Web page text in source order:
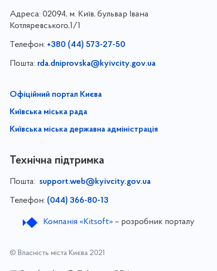
Адреса: 02094, м. Київ, бульвар Івана
Котляревського,1/1
Телефон: +380 (44) 573-27-50
Пошта: rda.dniprovska@kyivcity.gov.ua
Офіційний портал Києва
Київська міська рада
Київська міська державна адміністрація
Технічна підтримка
Пошта: support.web@kyivcity.gov.ua
Телефон: (044) 366-80-13
Компанія «Kitsoft»– розробник порталу
© Власність міста Києва 2021